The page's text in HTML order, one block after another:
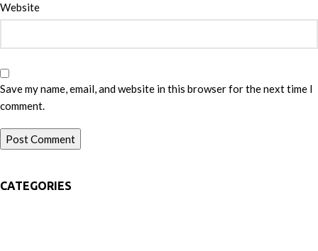
Website
Save my name, email, and website in this browser for the next time I
comment.
CATEGORIES